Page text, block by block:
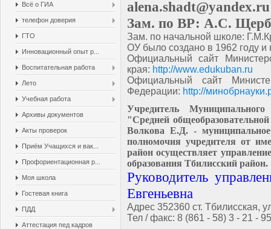
Всё о ГИА
телефон доверия
ГТО
Инновационный опыт р...
Воспитательная работа
Лето
Учебная работа
Архивы документов
Акты проверок
Приём Учащихся и вак...
Профориентационная р...
Моя школа
Гостевая книга
ПДД
Аттестация пед кадров
alena.shadt@yandex.ru
Зам. по ВР: А.С.
Зам. по начальной школе:
ОУ было создано в 1962 году
Официальный сайт
края: http://www.edukuban.ru
Официальный сайт
Федерации: http://
Учредитель Муниципального
"Средней
Волкова Е.Д. -
полномочия учредителя от
район осуществляет
образования Тбилисский район.
Руководитель
Евгеньевна
Адрес 352360 ст. Тбилисская,
Тел / факс: 8 (861 - 58) 3 - 21 - 95